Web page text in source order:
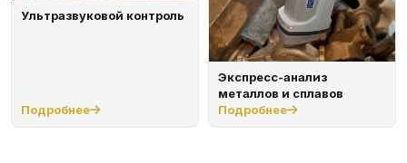
Ультразвуковой контроль
Подробнее
Экспресс-анализ
металлов и сплавов
Подробнее